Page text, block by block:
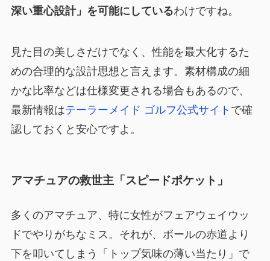
深い重心設計」を可能にしているわけですね。
見た目の美しさだけでなく、性能を最大化するた
めの合理的な設計思想と言えます。素材構成の細
かな比率などは仕様変更される場合もあるので、
最新情報はテーラーメイド ゴルフ公式サイト で確
認しておくと安心ですよ。
アマチュアの救世主「スピードポケット」
多くのアマチュア、特に女性がフェアウェイウッ
ドでやりがちなミス。それが、ボールの赤道より
下を叩いてしまう「トップ気味の薄い当たり」で